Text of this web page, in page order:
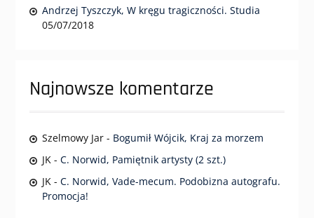
Andrzej Tyszczyk, W kręgu tragiczności. Studia
05/07/2018
Najnowsze komentarze
Szelmowy Jar- Bogumił Wójcik, Kraj za morzem
JK- C. Norwid, Pamiętnik artysty (2 szt.)
JK- C. Norwid, Vade-mecum. Podobizna autografu.
Promocja!